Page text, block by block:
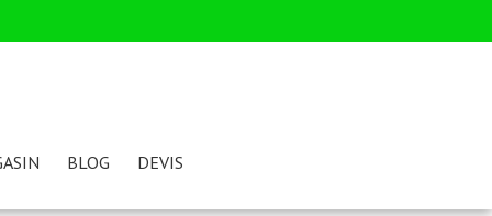
BLOG DEVIS